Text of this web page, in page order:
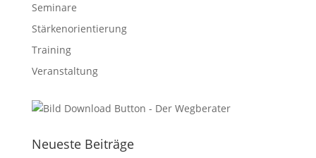
Seminare
Stärkenorientierung
Training
Veranstaltung
Neueste Beiträge